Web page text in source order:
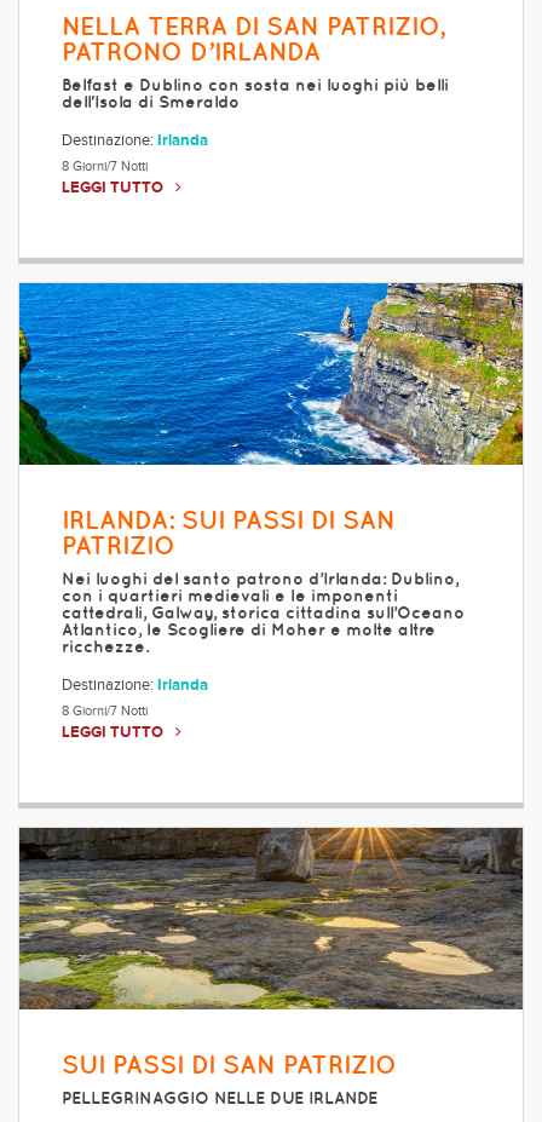
NELLA TERRA DI SAN PATRIZIO,
PATRONO D’IRLANDA
Belfast e Dublino con sosta nei luoghi più belli
dell'Isola di Smeraldo
Destinazione: Irlanda
8 Giorni/7 Notti
LEGGI TUTTO
IRLANDA: SUI PASSI DI SAN
PATRIZIO
Nei luoghi del santo patrono d’Irlanda: Dublino,
con i quartieri medievali e le imponenti
cattedrali, Galway, storica cittadina sull’Oceano
Atlantico, le Scogliere di Moher e molte altre
ricchezze.
Destinazione: Irlanda
8 Giorni/7 Notti
LEGGI TUTTO
SUI PASSI DI SAN PATRIZIO
PELLEGRINAGGIO NELLE DUE IRLANDE